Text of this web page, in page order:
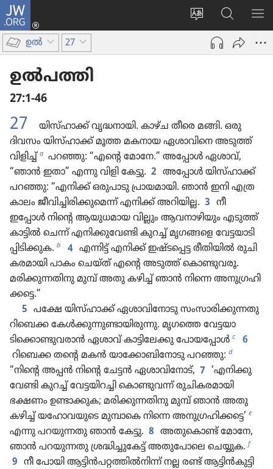
JW.ORG
സൈറ്റ്
ഭാഷ
മാറ്റുക
ലോഗ്
ഇൻ
(പുതിയ
പേജ്
JW.ORG
വെബ്‌​
സൈ​
ഉൽ 27
ഉൽപത്തി
27:1-46
27
യിസ്‌ഹാ​ക്ക്‌ വൃദ്ധനാ​യി. കാഴ്‌ച തീരെ മങ്ങി. ഒരു
ദിവസം യിസ്‌ഹാ​ക്ക്‌ മൂത്ത മകനായ ഏശാവി​നെ അടുത്ത്‌
വിളിച്ച്‌ a പറഞ്ഞു: “എന്റെ മോനേ.” അപ്പോൾ ഏശാവ്‌,
“ഞാൻ ഇതാ” എന്നു വിളി കേട്ടു. 2 അപ്പോൾ യിസ്‌ഹാ​ക്ക്‌
പറഞ്ഞു: “എനിക്ക്‌ ഒരുപാ​ടു പ്രായ​മാ​യി. ഞാൻ ഇനി എത്ര
കാലം ജീവി​ച്ചി​രി​ക്കുമെന്ന്‌ എനിക്ക്‌ അറിയില്ല. 3 നീ
ഇപ്പോൾ നിന്റെ ആയുധ​മായ വില്ലും ആവനാ​ഴി​യും എടുത്ത്‌
കാട്ടിൽ ചെന്ന്‌ എനിക്കു​വേണ്ടി കുറച്ച്‌ മൃഗങ്ങളെ വേട്ടയാ​ടി​
പ്പി​ടി​ക്കുക. b 4 എന്നിട്ട്‌ എനിക്ക്‌ ഇഷ്ടപ്പെട്ട രീതി​യിൽ രുചി​
ക​ര​മാ​യി പാകം ചെയ്‌ത്‌ എന്റെ അടുത്ത്‌ കൊണ്ടു​വരൂ.
മരിക്കു​ന്ന​തി​നു മുമ്പ്‌ അതു കഴിച്ച്‌ ഞാൻ നിന്നെ അനു​ഗ്ര​ഹി​
ക്കട്ടെ.”
5 പക്ഷേ യിസ്‌ഹാ​ക്ക്‌ ഏശാവിനോ​ടു സംസാ​രി​ക്കു​ന്നതു
റിബെക്ക കേൾക്കു​ന്നു​ണ്ടാ​യി​രു​ന്നു. മൃഗത്തെ വേട്ടയാ​
ടിക്കൊ​ണ്ടു​വ​രാൻ ഏശാവ്‌ കാട്ടി​ലേക്കു പോയപ്പോൾ c
6
റിബെക്ക തന്റെ മകൻ യാക്കോ​ബിനോ​ടു പറഞ്ഞു: d
“നിന്റെ അപ്പൻ നിന്റെ ചേട്ടൻ ഏശാവി​നോ​ട്‌, 7 ‘എനിക്കു​
വേണ്ടി കുറച്ച്‌ വേട്ടയി​റച്ചി കൊണ്ടു​വന്ന്‌ രുചി​ക​ര​മാ​യി
ഭക്ഷണം ഉണ്ടാക്കുക; മരിക്കു​ന്ന​തി​നു മുമ്പ്‌ ഞാൻ അതു
കഴിച്ച്‌ യഹോ​വ​യു​ടെ മുമ്പാകെ നിന്നെ അനു​ഗ്ര​ഹി​ക്കട്ടെ’ e
എന്നു പറയു​ന്നതു ഞാൻ കേട്ടു. 8 അതുകൊണ്ട്‌ മോനേ,
ഞാൻ പറയു​ന്നതു ശ്രദ്ധി​ച്ചുകേട്ട്‌ അതു​പോ​ലെ ചെയ്യുക. f
9 നീ പോയി ആട്ടിൻപ​റ്റ​ത്തിൽനിന്ന്‌ നല്ല രണ്ട്‌ ആട്ടിൻകു​ട്ടി​